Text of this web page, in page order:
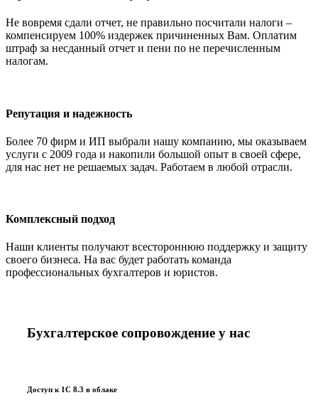
Не вовремя сдали отчет, не правильно посчитали налоги –
компенсируем 100% издержек причиненных Вам. Оплатим
штраф за несданный отчет и пени по не перечисленным
налогам.
Репутация и надежность
Более 70 фирм и ИП выбрали нашу компанию, мы оказываем
услуги с 2009 года и накопили большой опыт в своей сфере,
для нас нет не решаемых задач. Работаем в любой отрасли.
Комплексный подход
Наши клиенты получают всестороннюю поддержку и защиту
своего бизнеса. На вас будет работать команда
профессиональных бухгалтеров и юристов.
Бухгалтерское сопровождение у нас
Доступ к 1С 8.3 в облаке